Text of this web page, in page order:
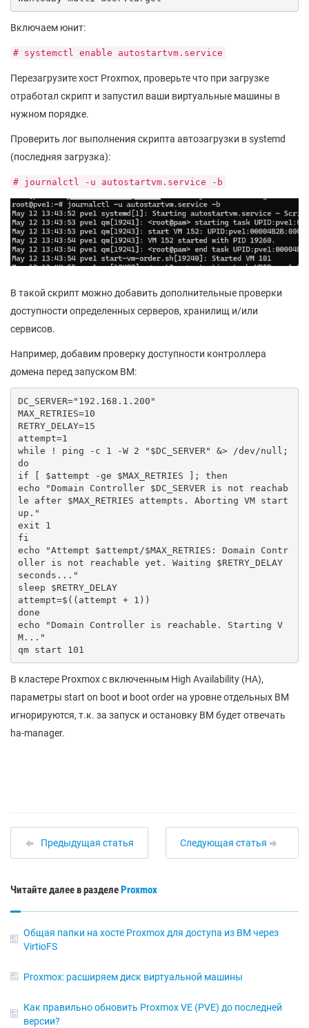
Включаем юнит:
# systemctl enable autostartvm.service
Перезагрузите хост Proxmox, проверьте что при загрузке
отработал скрипт и запустил ваши виртуальные машины в
нужном порядке.
Проверить лог выполнения скрипта автозагрузки в systemd
(последняя загрузка):
# journalctl -u autostartvm.service -b
В такой скрипт можно добавить дополнительные проверки
доступности определенных серверов, хранилищ и/или
сервисов.
Например, добавим проверку доступности контроллера
домена перед запуском ВМ:
DC_SERVER="192.168.1.200"
MAX_RETRIES=10
RETRY_DELAY=15
attempt=1
while ! ping -c 1 -W 2 "$DC_SERVER" &> /dev/null;
do
if [ $attempt -ge $MAX_RETRIES ]; then
echo "Domain Controller $DC_SERVER is not reachab
le after $MAX_RETRIES attempts. Aborting VM start
up."
exit 1
fi
echo "Attempt $attempt/$MAX_RETRIES: Domain Contr
oller is not reachable yet. Waiting $RETRY_DELAY
seconds..."
sleep $RETRY_DELAY
attempt=$((attempt + 1))
done
echo "Domain Controller is reachable. Starting V
M..."
В кластере Proxmox с включенным High Availability (HA),
параметры start on boot и boot order на уровне отдельных ВМ
игнорируются, т.к. за запуск и остановку ВМ будет отвечать
ha-manager.
Предыдущая статья Следующая статья
Читайте далее в разделеProxmox
Общая папки на хосте Proxmox для доступа из ВМ через
VirtioFS
Proxmox: расширяем диск виртуальной машины
Как правильно обновить Proxmox VE (PVE) до последней
версии?